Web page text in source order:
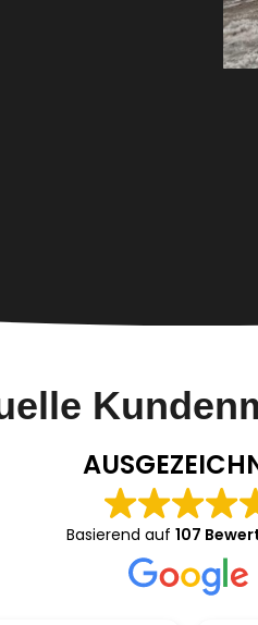
Basierend auf 107